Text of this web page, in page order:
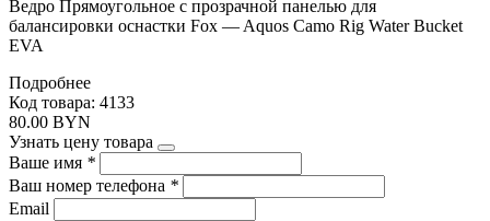
Ведро Прямоугольное с прозрачной панелью для
балансировки оснастки Fox — Aquos Camo Rig Water Bucket
EVA
Подробнее
Код товара: 4133
80.00 BYN
Узнать цену товара
Ваше имя *
Ваш номер телефона *
Email